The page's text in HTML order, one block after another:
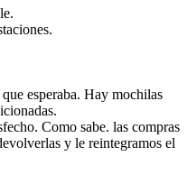
esperaba. Hay mochilas
Como sabe. las compras
y le reintegramos el